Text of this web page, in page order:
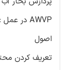
AWVP در عمل : استفاده از نمونه اولیه گلخانه آب دریایی
اصول
تعریف کردن